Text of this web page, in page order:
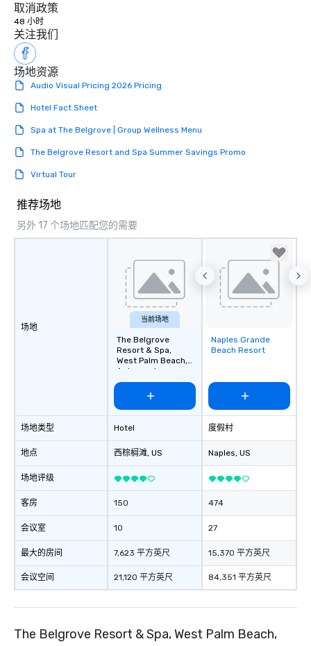
取消政策
48 小时
关注我们
场地资源
Audio Visual Pricing 2026 Pricing
Hotel Fact Sheet
Spa at The Belgrove | Group Wellness Menu
The Belgrove Resort and Spa Summer Savings Promo
Virtual Tour
推荐场地
另外 17 个场地匹配您的需要
场地
场地类型
地点
场地评级
客房
会议室
最大的房间
会议空间
当前场地
The Belgrove
Resort & Spa,
West Palm Beach,
Autograph
Collection
Hotel
西棕榈滩, US
150
10
7,623 平方英尺
21,120 平方英尺
Removed from
favorites
Naples Grande
Beach Resort
度假村
Naples, US
474
27
15,370 平方英尺
84,351 平方英尺
The Belgrove Resort & Spa, West Palm Beach,